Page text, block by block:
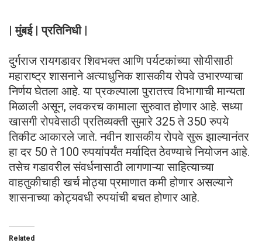
| मुंबई | प्रतिनिधी |
दुर्गराज रायगडावर शिवभक्त आणि पर्यटकांच्या सोयीसाठी
महाराष्ट्र शासनाने अत्याधुनिक शासकीय रोपवे उभारण्याचा
निर्णय घेतला आहे. या प्रकल्पाला पुरातत्त्व विभागाची मान्यता
मिळाली असून, लवकरच कामाला सुरुवात होणार आहे. सध्या
खासगी रोपवेसाठी प्रतिव्यक्ती सुमारे 325 ते 350 रुपये
तिकीट आकारले जाते. नवीन शासकीय रोपवे सुरू झाल्यानंतर
हा दर 50 ते 100 रुपयांपर्यंत मर्यादित ठेवण्याचे नियोजन आहे.
तसेच गडावरील संवर्धनासाठी लागणाऱ्या साहित्याच्या
वाहतुकीचाही खर्च मोठ्या प्रमाणात कमी होणार असल्याने
शासनाच्या कोट्यवधी रुपयांची बचत होणार आहे.
Related